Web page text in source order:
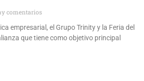
comentarios
empresarial, el Grupo Trinity y la Feria del
que tiene como objetivo principal